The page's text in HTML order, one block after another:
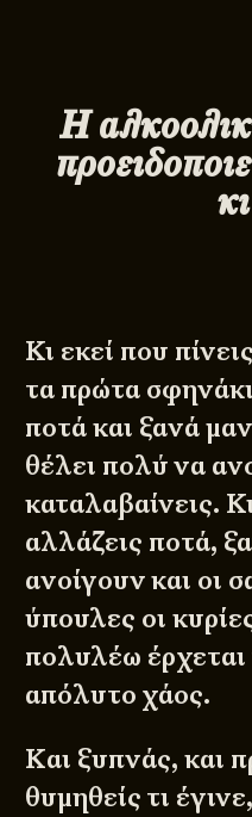
Η
Κι εκεί που
τα πρώτα
ποτά και ξανά
θέλει πολύ να
καταλαβαίνεις.
αλλάζεις ποτά,
ανοίγουν και οι
ύπουλες οι
πολυλέω έρχεται
απόλυτο χάος.
Και ξυπνάς, και
θυμηθείς τι